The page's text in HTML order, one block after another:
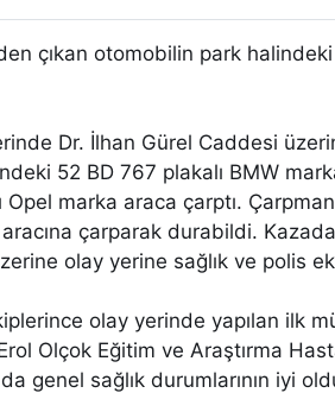
çıkan otomobilin park
Dr. İlhan Gürel Caddesi
52 BD 767 plakalı BMW
Opel marka araca çarptı.
çarparak durabildi.
olay yerine sağlık ve polis
olay yerinde yapılan ilk
Olçok Eğitim ve Araştırma
da genel sağlık durumlarının iyi